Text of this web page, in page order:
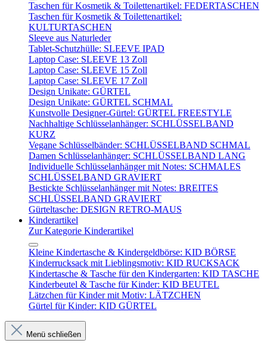
Taschen für Kosmetik & Toilettenartikel: FEDERTASCHEN
Taschen für Kosmetik & Toilettenartikel:
KULTURTASCHEN
Sleeve aus Naturleder
Tablet-Schutzhülle: SLEEVE IPAD
Laptop Case: SLEEVE 13 Zoll
Laptop Case: SLEEVE 15 Zoll
Laptop Case: SLEEVE 17 Zoll
Design Unikate: GÜRTEL
Design Unikate: GÜRTEL SCHMAL
Kunstvolle Designer-Gürtel: GÜRTEL FREESTYLE
Nachhaltige Schlüsselanhänger: SCHLÜSSELBAND
KURZ
Vegane Schlüsselbänder: SCHLÜSSELBAND SCHMAL
Damen Schlüsselanhänger: SCHLÜSSELBAND LANG
Individuelle Schlüsselanhänger mit Notes: SCHMALES
SCHLÜSSELBAND GRAVIERT
Bestickte Schlüsselanhänger mit Notes: BREITES
SCHLÜSSELBAND GRAVIERT
Gürteltasche: DESIGN RETRO-MAUS
Kinderartikel
Zur Kategorie Kinderartikel
Kleine Kindertasche & Kindergeldbörse: KID BÖRSE
Kinderrucksack mit Lieblingsmotiv: KID RUCKSACK
Kindertasche & Tasche für den Kindergarten: KID TASCHE
Kinderbeutel & Tasche für Kinder: KID BEUTEL
Lätzchen für Kinder mit Motiv: LÄTZCHEN
Gürtel für Kinder: KID GÜRTEL
Menü schließen